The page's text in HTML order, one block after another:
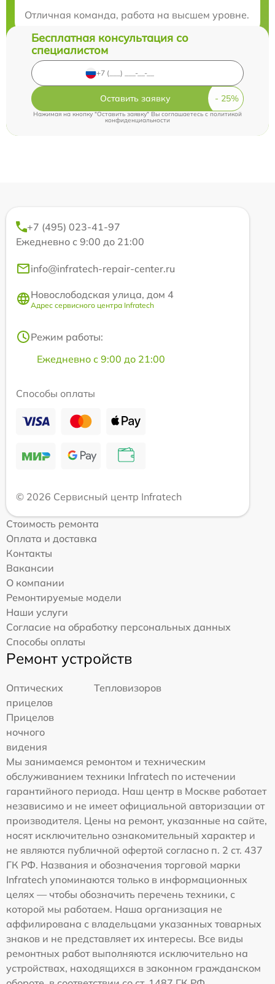
Отличная команда, работа на высшем уровне.
Бесплатная консультация со
специалистом
Оставить заявку
Нажимая на кнопку "Оставить заявку" Вы соглашаетесь cполитикой
конфиденциальности
+7 (495) 023-41-97
Ежедневно с 9:00 до 21:00
info@infratech-repair-center.ru
Новослободская улица, дом 4
Адрес сервисного центра Infratech
Режим работы:
Ежедневно с 9:00 до 21:00
Способы оплаты
© 2026 Сервисный центр Infratech
Стоимость ремонта
Оплата и доставка
Контакты
Вакансии
О компании
Ремонтируемые модели
Наши услуги
Согласие на обработку персональных данных
Способы оплаты
Ремонт устройств
Оптических
прицелов
Тепловизоров
Прицелов
ночного
видения
Мы занимаемся ремонтом и техническим
обслуживанием техники Infratech по истечении
гарантийного периода. Наш центр в Москве работает
независимо и не имеет официальной авторизации от
производителя. Цены на ремонт, указанные на сайте,
носят исключительно ознакомительный характер и
не являются публичной офертой согласно п. 2 ст. 437
ГК РФ. Названия и обозначения торговой марки
Infratech упоминаются только в информационных
целях — чтобы обозначить перечень техники, с
которой мы работаем. Наша организация не
аффилирована с владельцами указанных товарных
знаков и не представляет их интересы. Все виды
ремонтных работ выполняются исключительно на
устройствах, находящихся в законном гражданском